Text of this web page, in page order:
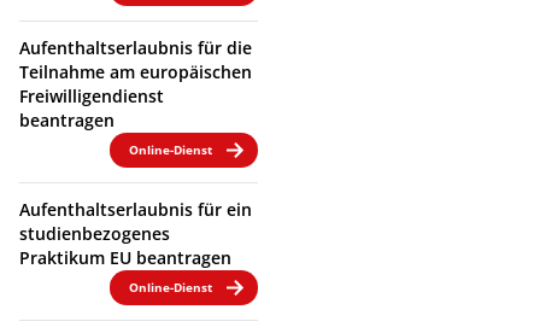
Aufenthaltserlaubnis für die
Teilnahme am europäischen
Freiwilligendienst
beantragen
Online-Dienst
Aufenthaltserlaubnis für ein
studienbezogenes
Praktikum EU beantragen
Online-Dienst